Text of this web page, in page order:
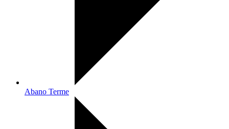
Abano Terme